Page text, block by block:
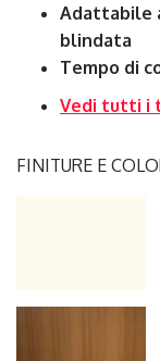
Adattabile
blindata
Tempo di
Vedi tutti i
FINITURE E